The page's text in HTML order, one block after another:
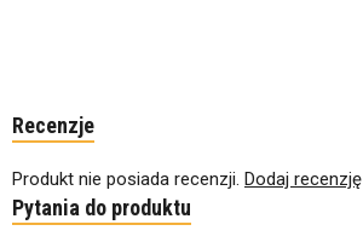
Recenzje
Produkt nie posiada recenzji. Dodaj recenzję
Pytania do produktu